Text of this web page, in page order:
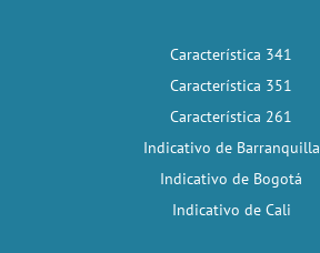
Característica 341
Característica 351
Característica 261
Indicativo de Barranquilla
Indicativo de Bogotá
Indicativo de Cali